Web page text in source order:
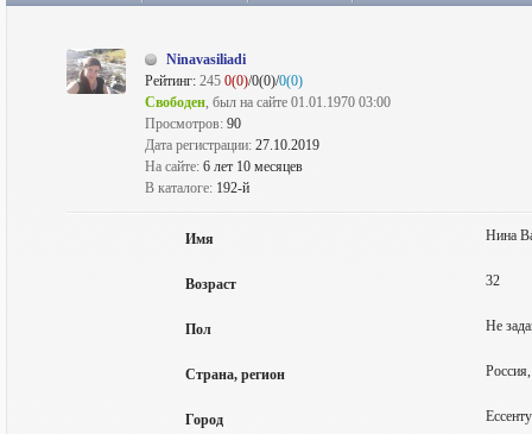
Ninavasiliadi
Рейтинг: 245 0(0)/0(0)/0(0)
Свободен, был на сайте 01.01.1970 03:00
Просмотров: 90
Дата регистрации: 27.10.2019
На сайте: 6 лет 10 месяцев
В каталоге: 192-й
Имя Нина
Возраст 32
Пол Не
Страна, регион
Город